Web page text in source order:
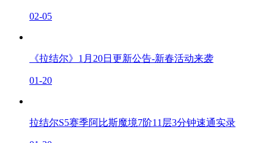
02-05
《拉结尔》1月20日更新公告-新春活动来袭
01-20
拉结尔S5赛季阿比斯魔境7阶11层3分钟速通实录